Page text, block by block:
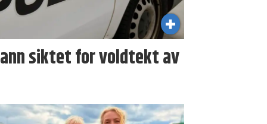
siktet for voldtekt av